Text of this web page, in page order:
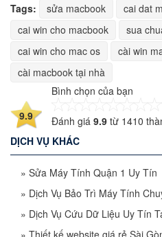
Tags: sửa macbook cai dat
cai win cho macbook
sua
cai win cho mac os
cài win
cài macbook tại nhà
9.9
Bình chọn của bạn
Đánh giá 9.9 từ 1410
DỊCH VỤ KHÁC
» Sửa Máy Tính Quận 1 Uy Tín
» Dịch Vụ Bảo Trì Máy Tính
» Dịch Vụ Cứu Dữ Liệu Uy Tín
» Thiết kế website giá rẻ Sài